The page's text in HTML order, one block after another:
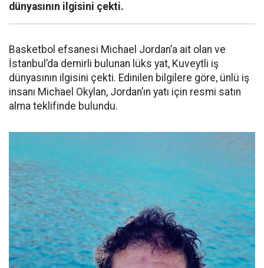
dünyasının ilgisini çekti.
Basketbol efsanesi Michael Jordan’a ait olan ve
İstanbul’da demirli bulunan lüks yat, Kuveytli iş
dünyasının ilgisini çekti. Edinilen bilgilere göre, ünlü iş
insanı Michael Okylan, Jordan’ın yatı için resmi satın
alma teklifinde bulundu.